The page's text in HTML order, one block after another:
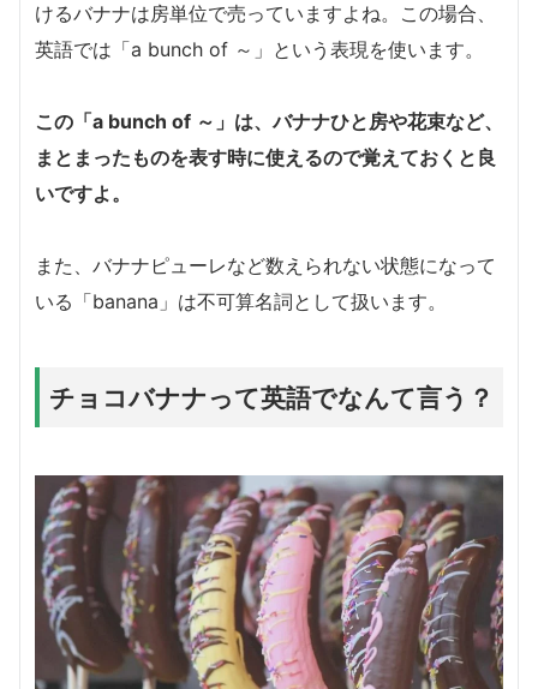
けるバナナは房単位で売っていますよね。この場合、
英語では「a bunch of ～」という表現を使います。
この「a bunch of ～」は、バナナひと房や花束など、
まとまったものを表す時に使えるので覚えておくと良
いですよ。
また、バナナピューレなど数えられない状態になって
いる「banana」は不可算名詞として扱います。
チョコバナナって英語でなんて言う？